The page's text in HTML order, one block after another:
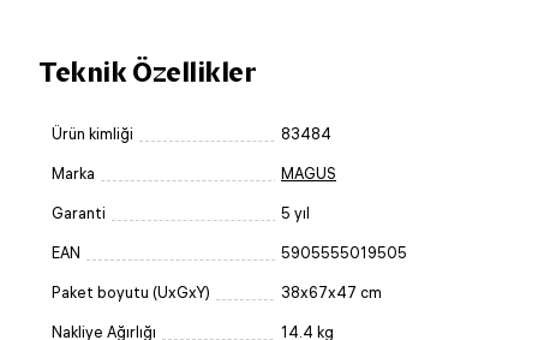
Teknik Özellikler
Ürün kimliği 83484
Marka MAGUS
Garanti 5 yıl
EAN 5905555019505
Paket boyutu (UxGxY) 38x67x47 cm
Nakliye Ağırlığı 14.4 kg